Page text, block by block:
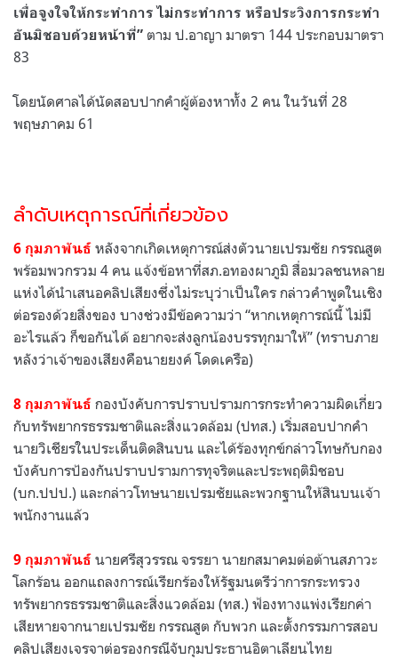
เพื่อจูงใจให้กระทําการ ไม่กระทําการ หรือประวิงการกระทํา
อันมิชอบด้วยหน้าที่” ตาม ป.อาญา มาตรา 144 ประกอบมาตรา
83
โดยนัดศาลได้นัดสอบปากคําผู้ต้องหาทั้ง 2 คน ในวันที่ 28
พฤษภาคม 61
ลำดับเหตุการณ์ที่เกี่ยวข้อง
6 กุมภาพันธ์ หลังจากเกิดเหตุการณ์ส่งตัวนายเปรมชัย กรรณสูต
พร้อมพวกรวม 4 คน แจ้งข้อหาที่สภ.อทองผาภูมิ สื่อมวลชนหลาย
แห่งได้นำเสนอคลิปเสียงซึ่งไม่ระบุว่าเป็นใคร กล่าวคำพูดในเชิง
ต่อรองด้วยสิ่งของ บางช่วงมีข้อความว่า “หากเหตุการณ์นี้ ไม่มี
อะไรแล้ว ก็ขอกันได้ อยากจะส่งลูกน้องบรรทุกมาให้” (ทราบภาย
หลังว่าเจ้าของเสียงคือนายยงค์ โดดเครือ)
8 กุมภาพันธ์ กองบังคับการปราบปรามการกระทำความผิดเกี่ยว
กับทรัพยากรธรรมชาติและสิ่งแวดล้อม (ปทส.) เริ่มสอบปากคำ
นายวิเชียรในประเด็นติดสินบน และได้ร้องทุกข์กล่าวโทษกับกอง
บังคับการป้องกันปราบปรามการทุจริตและประพฤติมิชอบ
(บก.ปปป.) และกล่าวโทษนายเปรมชัยและพวกฐานให้สินบนเจ้า
พนักงานแล้ว
9 กุมภาพันธ์ นายศรีสุวรรณ จรรยา นายกสมาคมต่อต้านสภาวะ
โลกร้อน ออกแถลงการณ์เรียกร้องให้รัฐมนตรีว่าการกระทรวง
ทรัพยากรธรรมชาติและสิ่งแวดล้อม (ทส.) ฟ้องทางแพ่งเรียกค่า
เสียหายจากนายเปรมชัย กรรณสูต กับพวก และตั้งกรรมการสอบ
คลิปเสียงเจรจาต่อรองกรณีจับกุมประธานอิตาเลียนไทย